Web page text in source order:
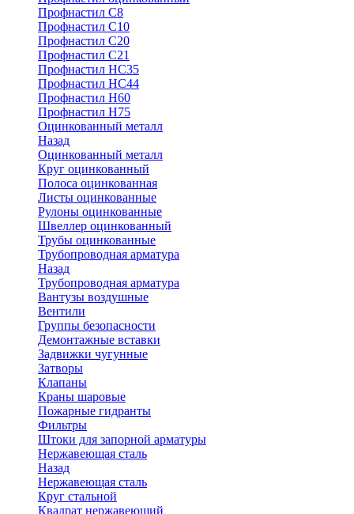
Профнастил С8
Профнастил С10
Профнастил С20
Профнастил С21
Профнастил НС35
Профнастил НС44
Профнастил Н60
Профнастил Н75
Оцинкованный металл
Назад
Оцинкованный металл
Круг оцинкованный
Полоса оцинкованная
Листы оцинкованные
Рулоны оцинкованные
Швеллер оцинкованный
Трубы оцинкованные
Трубопроводная арматура
Назад
Трубопроводная арматура
Вантузы воздушные
Вентили
Группы безопасности
Демонтажные вставки
Задвижки чугунные
Затворы
Клапаны
Краны шаровые
Пожарные гидранты
Фильтры
Штоки для запорной арматуры
Нержавеющая сталь
Назад
Нержавеющая сталь
Круг стальной
Квадрат нержавеющий